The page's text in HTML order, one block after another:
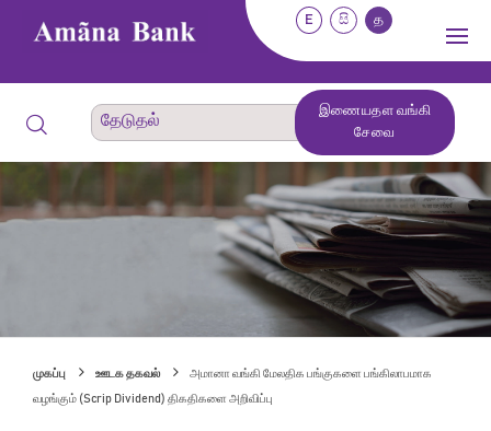
E සි த
இணையதள வங்கி
சேவை
முகப்பு ஊடக தகவல் அமானா வங்கி மேலதிக பங்குகளை பங்கிலாபமாக
வழங்கும் (Scrip Dividend) திகதிகளை அறிவிப்பு